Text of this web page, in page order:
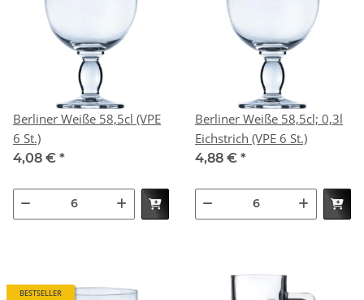
Berliner Weiße 58,5cl (VPE
6 St.)
4,08 € *
Berliner Weiße 58,5cl; 0,3l
Eichstrich (VPE 6 St.)
4,88 € *
BESTSELLER